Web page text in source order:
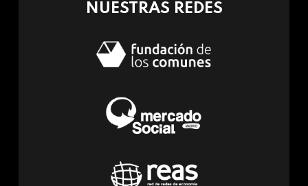
NUESTRAS REDES